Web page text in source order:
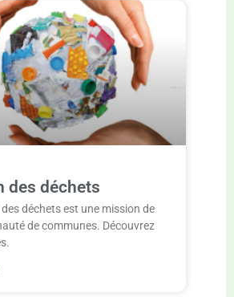
des déchets
déchets est une mission de
de communes. Découvrez